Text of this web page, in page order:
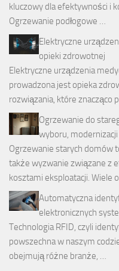
kluczowy dla efektywności i
Ogrzewanie podłogowe …
Elektryczne
opieki zdrowotnej
Elektryczne urządzenia
prowadzona jest opieka
rozwiązania, które znacząco
Ogrzewanie do
wyboru,
Ogrzewanie starych domów
także wyzwanie związane z
kosztami eksploatacji. Wiele
Automatyczna
elektronicznych
Technologia RFID, czyli
powszechna w naszym
obejmują różne branże, …